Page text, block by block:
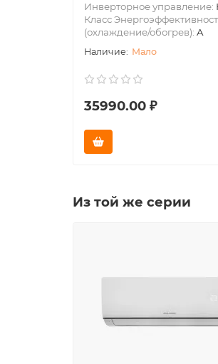
Инверторное управление:
Класс
(охлаждение/обогрев): A
Мало
35990.00 ₽
Из той же серии